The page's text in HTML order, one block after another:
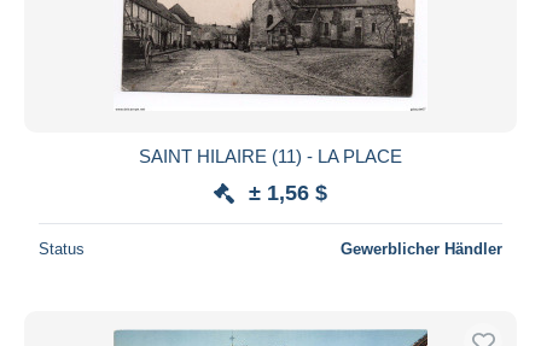
SAINT HILAIRE (11) - LA PLACE
± 1,56 $
Status Gewerblicher Händler